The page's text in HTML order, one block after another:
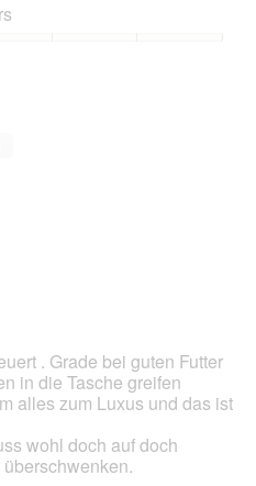
. Grade bei guten Futter
in die Tasche greifen
alles zum Luxus und das ist
wohl doch auf doch